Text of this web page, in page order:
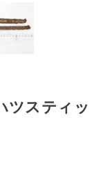
ツスティッ